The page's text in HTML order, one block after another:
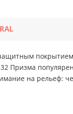
Призма
на рельеф: